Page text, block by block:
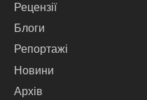
Рецензії
Блоги
Репортажі
Новини
Архів